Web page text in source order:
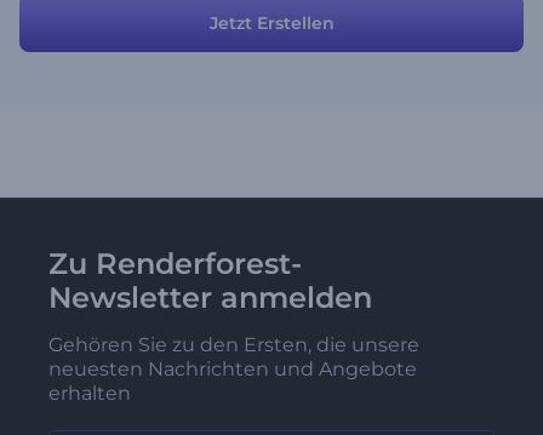
effektiven Ansatz, um immer mehr Kunden zu gewinnen.
Jetzt Erstellen
Zu Renderforest-
Newsletter anmelden
Gehören Sie zu den Ersten, die unsere
neuesten Nachrichten und Angebote
erhalten